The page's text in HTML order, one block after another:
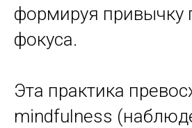
формируя привычку
фокуса.
Эта практика
mindfulness